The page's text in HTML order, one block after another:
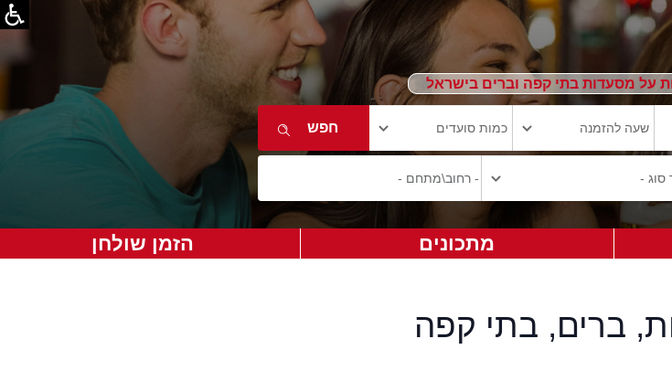
על מסעדות בתי קפה וברים בישראל
מתכונים הזמן שולחן
ברים, בתי קפה